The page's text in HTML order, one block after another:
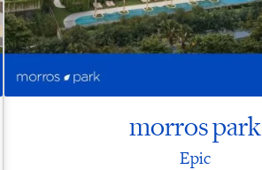
morros park
Epic